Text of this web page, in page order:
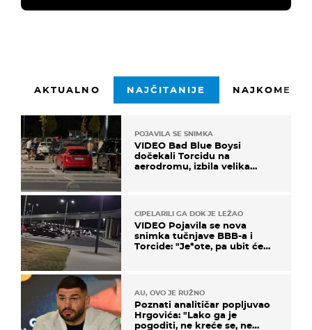
AKTUALNO NAJČITANIJE
POJAVILA SE SNIMKA
VIDEO Bad Blue Boysi
dočekali Torcidu na
aerodromu, izbila velika
CIPELARILI GA DOK JE LEŽAO
VIDEO Pojavila se nova
snimka tučnjave BBB-a i
Torcide: "Je*ote, pa ubit će
AU, OVO JE RUŽNO
Poznati analitičar popljuvao
Hrgovića: "Lako ga je
pogoditi, ne kreće se, ne